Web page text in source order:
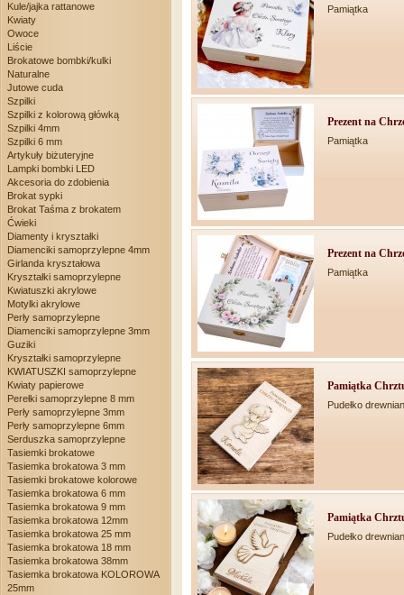
Kule/jajka rattanowe
Kwiaty
Owoce
Liście
Brokatowe bombki/kulki
Naturalne
Jutowe cuda
Szpilki
Szpilki z kolorową główką
Szpilki 4mm
Szpilki 6 mm
Artykuły biżuteryjne
Lampki bombki LED
Akcesoria do zdobienia
Brokat sypki
Brokat Taśma z brokatem
Ćwieki
Diamenty i kryształki
Diamenciki samoprzylepne 4mm
Girlanda kryształowa
Kryształki samoprzylepne
Kwiatuszki akrylowe
Motylki akrylowe
Perły samoprzylepne
Diamenciki samoprzylepne 3mm
Guziki
Kryształki samoprzylepne
KWIATUSZKI samoprzylepne
Kwiaty papierowe
Perełki samoprzylepne 8 mm
Perły samoprzylepne 3mm
Perły samoprzylepne 6mm
Serduszka samoprzylepne
Tasiemki brokatowe
Tasiemka brokatowa 3 mm
Tasiemki brokatowe kolorowe
Tasiemka brokatowa 6 mm
Tasiemka brokatowa 9 mm
Tasiemka brokatowa 12mm
Tasiemka brokatowa 25 mm
Tasiemka brokatowa 18 mm
Tasiemka brokatowa 38mm
Tasiemka brokatowa KOLOROWA
25mm
Pamiątka
Prezent na
Pamiątka
Prezent na
Pamiątka
Pamiątka
Pudełko
Pamiątka
Pudełko